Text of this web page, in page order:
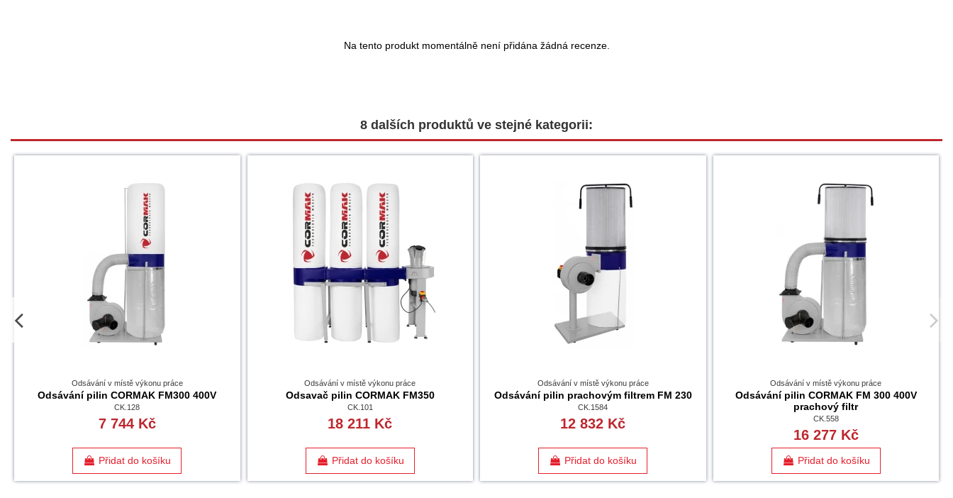
Na tento produkt momentálně není přidána žádná recenze.
8 dalších produktů ve stejné kategorii:
Odsávání v místě výkonu práce
Odsávání pilin CORMAK FM300 400V
CK.128
7 744 Kč
Přidat do košíku
Odsávání v místě výkonu práce
Odsavač pilin CORMAK FM350
CK.101
18 211 Kč
Přidat do košíku
Odsávání v místě výkonu práce
Odsávání pilin prachovým filtrem FM 230
CK.1584
12 832 Kč
Přidat do košíku
Odsávání v místě výkonu práce
Odsávání pilin CORMAK FM 300 400V
prachový filtr
CK.558
16 277 Kč
Přidat do košíku